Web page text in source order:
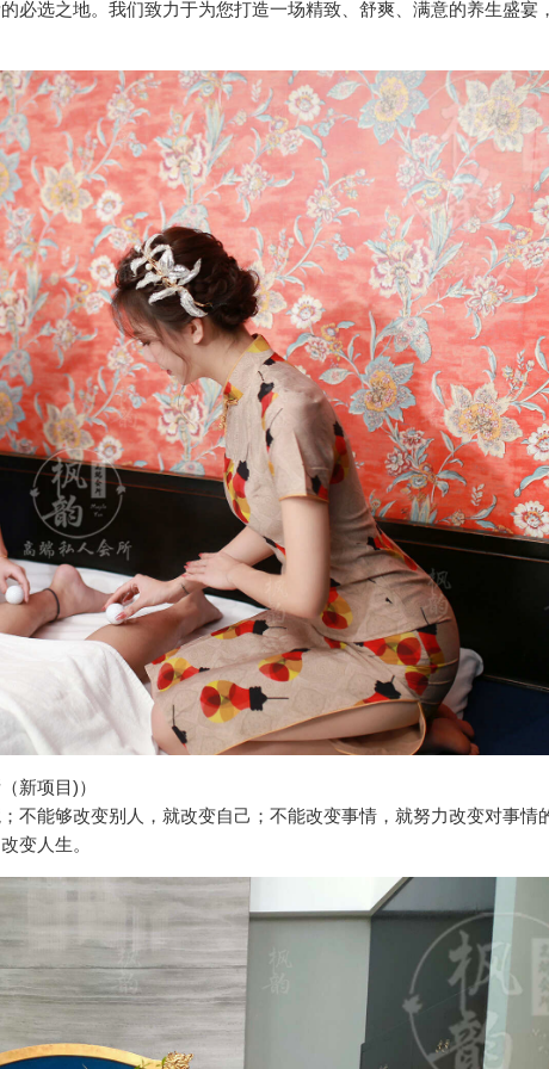
必选之地。我们致力于为您打造一场精致、舒爽、满意的养生盛宴
新项目)）
不能够改变别人，就改变自己；不能改变事情，就努力改变对事情
变人生。